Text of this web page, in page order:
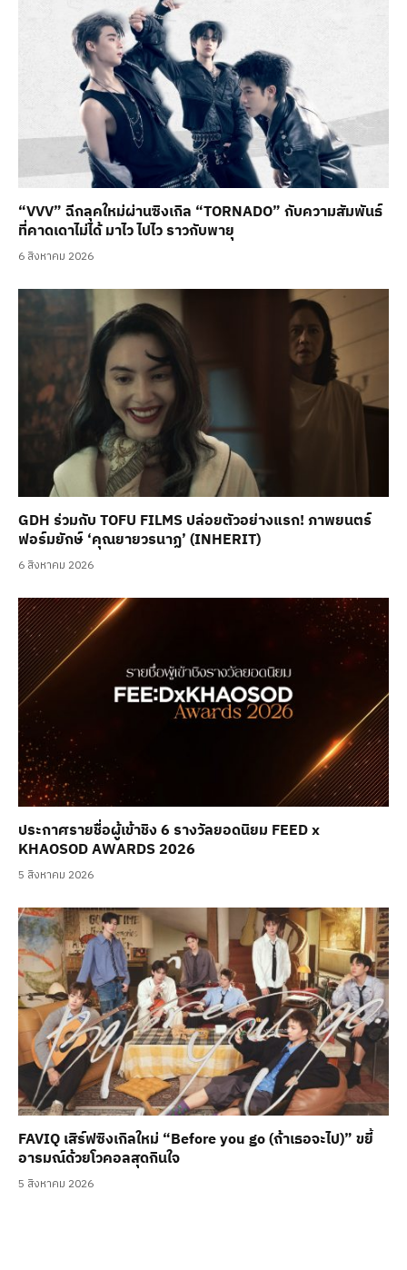
“VVV” ฉีกลุคใหม่ผ่านซิงเกิล “TORNADO” กับความสัมพันธ์
ที่คาดเดาไม่ได้ มาไว ไปไว ราวกับพายุ
6 สิงหาคม 2026
GDH ร่วมกับ TOFU FILMS ปล่อยตัวอย่างแรก! ภาพยนตร์
ฟอร์มยักษ์ ‘คุณยายวรนาฏ’ (INHERIT)
6 สิงหาคม 2026
ประกาศรายชื่อผู้เข้าชิง 6 รางวัลยอดนิยม FEED x
KHAOSOD AWARDS 2026
5 สิงหาคม 2026
FAVIQ เสิร์ฟซิงเกิลใหม่ “Before you go (ถ้าเธอจะไป)” ขยี้
อารมณ์ด้วยโวคอลสุดกินใจ
5 สิงหาคม 2026